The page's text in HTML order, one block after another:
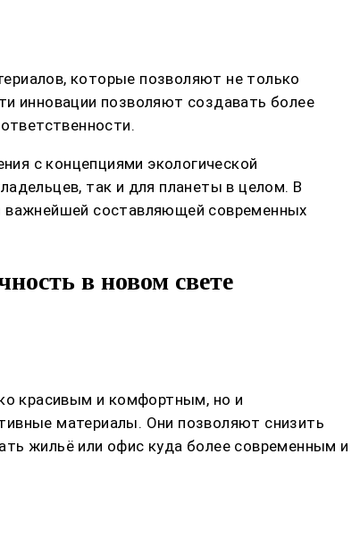
которые позволяют не только
инновации позволяют создавать более
с концепциями экологической
так и для планеты в целом. В
важнейшей составляющей современных
в новом свете
красивым и комфортным, но и
материалы. Они позволяют снизить
жильё или офис куда более современным и